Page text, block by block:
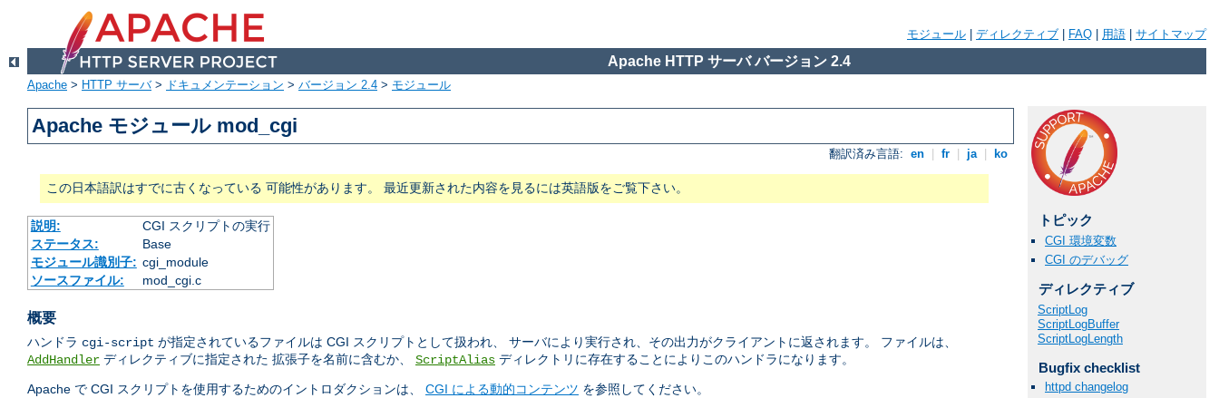
モジュール ディレクティブ FAQ 用語 サイトマップ
Apache HTTP サーバ バージョン 2.4
Apache > HTTP サーバ> ドキュメンテーション > バージョン 2.4 > モジュール
Apache モジュール mod_cgi
翻訳済み言語: en fr ja ko
この日本語訳はすでに古くなっている 可能性があります。 最近更新された内容を見るには英語版をご覧下さい。
説明:
CGI スクリプトの実行
ステータス:
Base
モジュール識別子: cgi_module
ソースファイル:
mod_cgi.c
概要
ハンドラ cgi-script が指定されているファイルは CGI スクリプトとして扱われ、 サーバにより実行され、その出力がクライアントに返されます。 ファイルは、
AddHandler ディレクティブに指定された 拡張子を名前に含むか、 ScriptAlias ディレクトリに存在することによりこのハンドラになります。
Apache で CGI スクリプトを使用するためのイントロダクションは、 CGI による動的コンテンツ を参照してください。
トピック
CGI 環境変数
CGI のデバッグ
ディレクティブ
ScriptLog
ScriptLogBuffer
ScriptLogLength
Bugfix checklist
httpd changelog